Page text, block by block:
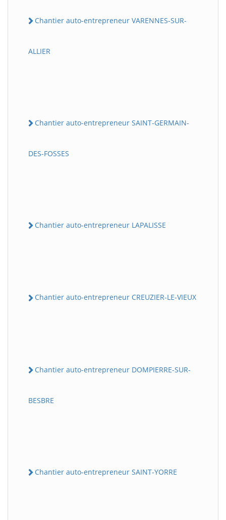
Chantier auto-entrepreneur VARENNES-SUR-
ALLIER
Chantier auto-entrepreneur SAINT-GERMAIN-
DES-FOSSES
Chantier auto-entrepreneur LAPALISSE
Chantier auto-entrepreneur CREUZIER-LE-VIEUX
Chantier auto-entrepreneur DOMPIERRE-SUR-
BESBRE
Chantier auto-entrepreneur SAINT-YORRE